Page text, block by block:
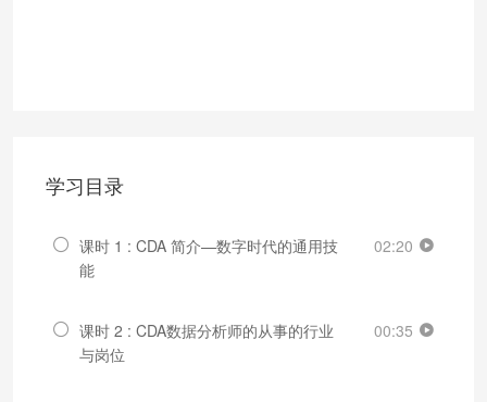
学习目录
课时 1 : CDA 简介—数字时代的通用技
能
02:20
课时 2 : CDA数据分析师的从事的行业
与岗位
00:35